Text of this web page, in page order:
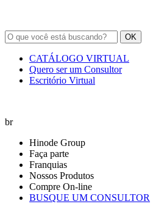
OK
CATÁLOGO VIRTUAL
Quero ser um Consultor
Escritório Virtual
br
Hinode Group
Faça parte
Franquias
Nossos Produtos
Compre On-line
BUSQUE UM CONSULTOR